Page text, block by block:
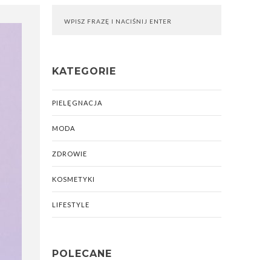
KATEGORIE
PIELĘGNACJA
MODA
ZDROWIE
KOSMETYKI
LIFESTYLE
POLECANE